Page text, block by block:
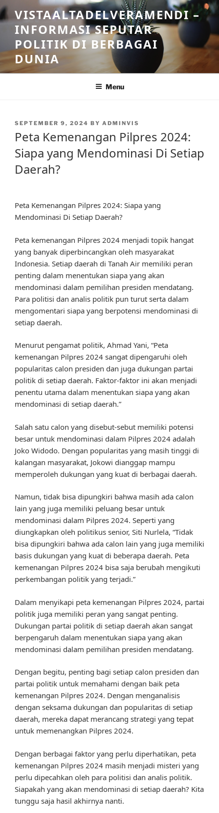
Skip
to
content
VISTAALTADELVERAMENDI –
INFORMASI SEPUTAR
POLITIK DI BERBAGAI
DUNIA
Menu
POSTED
SEPTEMBER 9, 2024 BY ADMINVIS
Peta Kemenangan Pilpres 2024:
Siapa yang Mendominasi Di Setiap
Daerah?
Peta Kemenangan Pilpres 2024: Siapa yang
Mendominasi Di Setiap Daerah?
Peta kemenangan Pilpres 2024 menjadi topik hangat
yang banyak diperbincangkan oleh masyarakat
Indonesia. Setiap daerah di Tanah Air memiliki peran
penting dalam menentukan siapa yang akan
mendominasi dalam pemilihan presiden mendatang.
Para politisi dan analis politik pun turut serta dalam
mengomentari siapa yang berpotensi mendominasi di
setiap daerah.
Menurut pengamat politik, Ahmad Yani, “Peta
kemenangan Pilpres 2024 sangat dipengaruhi oleh
popularitas calon presiden dan juga dukungan partai
politik di setiap daerah. Faktor-faktor ini akan menjadi
penentu utama dalam menentukan siapa yang akan
mendominasi di setiap daerah.”
Salah satu calon yang disebut-sebut memiliki potensi
besar untuk mendominasi dalam Pilpres 2024 adalah
Joko Widodo. Dengan popularitas yang masih tinggi di
kalangan masyarakat, Jokowi dianggap mampu
memperoleh dukungan yang kuat di berbagai daerah.
Namun, tidak bisa dipungkiri bahwa masih ada calon
lain yang juga memiliki peluang besar untuk
mendominasi dalam Pilpres 2024. Seperti yang
diungkapkan oleh politikus senior, Siti Nurlela, “Tidak
bisa dipungkiri bahwa ada calon lain yang juga memiliki
basis dukungan yang kuat di beberapa daerah. Peta
kemenangan Pilpres 2024 bisa saja berubah mengikuti
perkembangan politik yang terjadi.”
Dalam menyikapi peta kemenangan Pilpres 2024, partai
politik juga memiliki peran yang sangat penting.
Dukungan partai politik di setiap daerah akan sangat
berpengaruh dalam menentukan siapa yang akan
mendominasi dalam pemilihan presiden mendatang.
Dengan begitu, penting bagi setiap calon presiden dan
partai politik untuk memahami dengan baik peta
kemenangan Pilpres 2024. Dengan menganalisis
dengan seksama dukungan dan popularitas di setiap
daerah, mereka dapat merancang strategi yang tepat
untuk memenangkan Pilpres 2024.
Dengan berbagai faktor yang perlu diperhatikan, peta
kemenangan Pilpres 2024 masih menjadi misteri yang
perlu dipecahkan oleh para politisi dan analis politik.
Siapakah yang akan mendominasi di setiap daerah? Kita
tunggu saja hasil akhirnya nanti.